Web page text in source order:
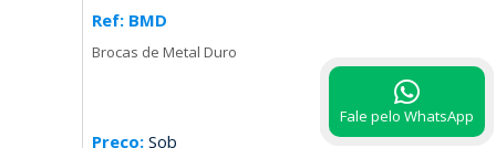
Ref: BMD
Brocas de Metal Duro
Preço: Sob
Fale pelo WhatsApp